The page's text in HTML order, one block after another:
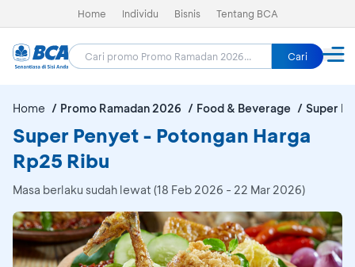
Home Individu Bisnis Tentang BCA
Cari
Home Promo Ramadan 2026 Food & Beverage Super
Super Penyet - Potongan Harga
Rp25 Ribu
Masa berlaku sudah lewat (18 Feb 2026 - 22 Mar 2026)